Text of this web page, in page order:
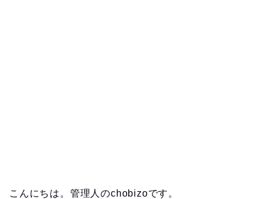
こんにちは。管理人のchobizoです。